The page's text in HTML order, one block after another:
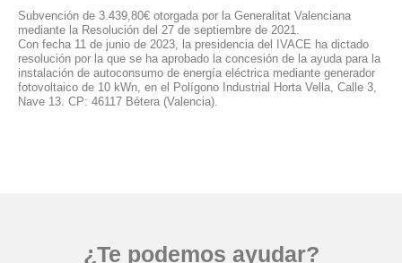
Subvención de 3.439,80€ otorgada por la Generalitat Valenciana
mediante la Resolución del 27 de septiembre de 2021.
Con fecha 11 de junio de 2023, la presidencia del IVACE ha dictado
resolución por la que se ha aprobado la concesión de la ayuda para la
instalación de autoconsumo de energía eléctrica mediante generador
fotovoltaico de 10 kWn, en el Polígono Industrial Horta Vella, Calle 3,
Nave 13. CP: 46117 Bétera (Valencia).
¿Te podemos ayudar?